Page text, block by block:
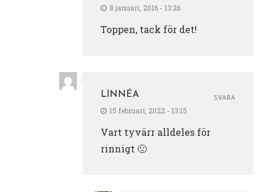
8 januari, 2016 - 13:26
Toppen, tack för det!
LINNÉA
15 februari, 2022 - 13:15
Vart tyvärr alldeles för
rinnigt 🙁
SVARA